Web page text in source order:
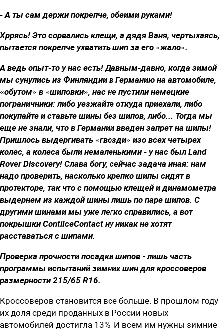
- А ты сам держи покрепче, обеими руками!
Хррясь! Это сорвались клещи, а дядя Ваня, чертыхаясь,
пытается покрепче ухватить шип за его «жало».
А ведь опыт-то у нас есть! Давным-давно, когда зимой
мы сунулись из Финляндии в Германию на автомобиле,
«обутом» в «шиповки», нас не пустили немецкие
пограничники: либо уезжайте откуда приехали, либо
покупайте и ставьте шины без шипов, либо... Тогда мы
еще не знали, что в Германии введен запрет на шипы!
Пришлось выдергивать «гвозди» изо всех четырех
колес, а колеса были немаленькими - у нас был Land
Rover Discovery! Слава богу, сейчас задача иная: нам
надо проверить, насколько крепко шипы сидят в
протекторе, так что с помощью клещей и динамометра
выдернем из каждой шины лишь по паре шипов. С
другими шинами мы уже легко справились, а вот
покрышки ContiIceContact ну никак не хотят
расставаться с шипами.
Проверка прочности посадки шипов - лишь часть
программы испытаний зимних шин для кроссоверов
размерности 215/65 R16.
Кроссоверов становится все больше. В прошлом году
их доля среди проданных в России новых
автомобилей достигла 13%! И всем им нужны зимние